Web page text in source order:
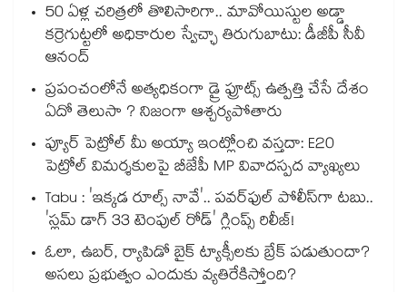
50 ఏళ్ల చరిత్రలో తొలిసారిగా.. మావోయిస్టుల అడ్డా
కర్రెగుట్టలో అధికారుల స్వేచ్ఛా తిరుగుబాటు: డీజీపీ సీవీ
ఆనంద్
ప్రపంచంలోనే అత్యధికంగా డ్రై ఫ్రూట్స్ ఉత్పత్తి చేసే దేశం
ఏదో తెలుసా ? నిజంగా ఆశ్చర్యపోతారు
ప్యూర్ పెట్రోల్ మీ అయ్యా ఇంట్లోంచి వస్తదా: E20
పెట్రోల్ విమర్శకులపై బీజేపీ MP వివాదస్పద వ్యాఖ్యలు
Tabu : 'ఇక్కడ రూల్స్ నావే'.. పవర్‌ఫుల్ పోలీస్‌గా టబు..
'స్లమ్ డాగ్ 33 టెంపుల్ రోడ్' గ్లింప్స్ రిలీజ్!
ఓలా, ఉబర్, ర్యాపిడో బైక్ ట్యాక్సీలకు బ్రేక్ పడుతుందా?
అసలు ప్రభుత్వం ఎందుకు వ్యతిరేకిస్తోంది?